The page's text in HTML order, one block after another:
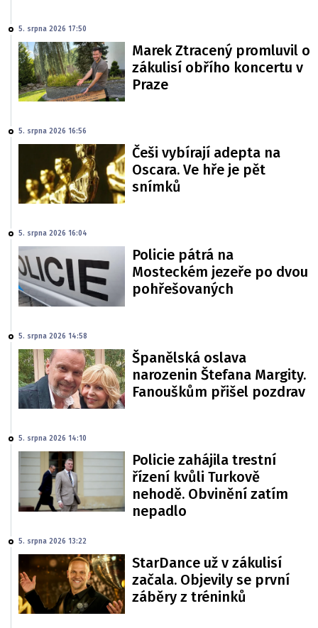
5. srpna 2026 17:50
Marek Ztracený promluvil o
zákulisí obřího koncertu v
Praze
5. srpna 2026 16:56
Češi vybírají adepta na
Oscara. Ve hře je pět
snímků
5. srpna 2026 16:04
Policie pátrá na
Mosteckém jezeře po dvou
pohřešovaných
5. srpna 2026 14:58
Španělská oslava
narozenin Štefana Margity.
Fanouškům přišel pozdrav
5. srpna 2026 14:10
Policie zahájila trestní
řízení kvůli Turkově
nehodě. Obvinění zatím
nepadlo
5. srpna 2026 13:22
StarDance už v zákulisí
začala. Objevily se první
záběry z tréninků